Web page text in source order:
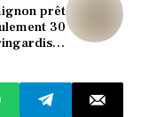
prêt
30